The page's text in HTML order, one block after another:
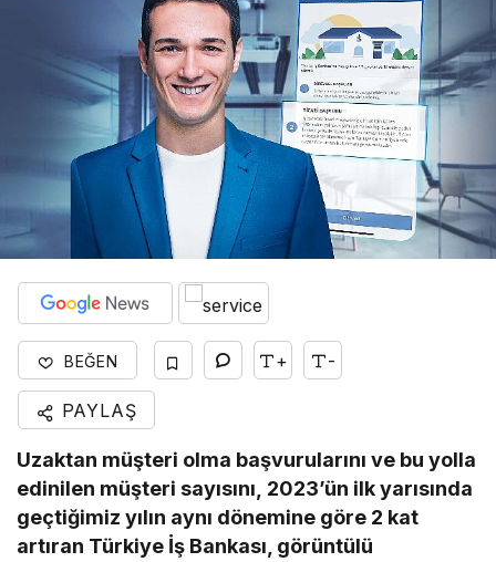
BEĞEN + -
PAYLAŞ
Uzaktan müşteri olma başvurularını ve bu yolla
edinilen müşteri sayısını, 2023’ün ilk yarısında
geçtiğimiz yılın aynı dönemine göre 2 kat
artıran Türkiye İş Bankası, görüntülü